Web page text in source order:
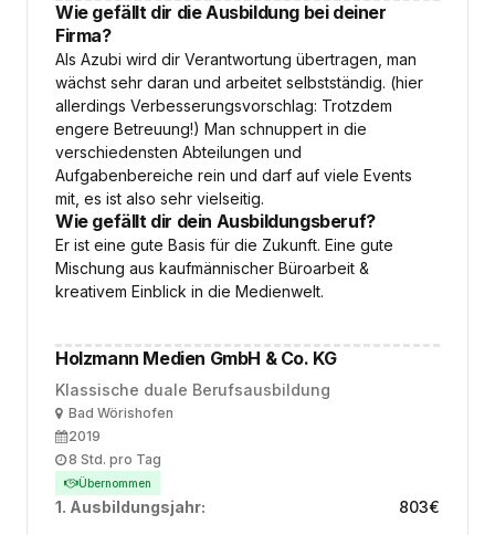
Wie gefällt dir die Ausbildung bei deiner
Firma?
Als Azubi wird dir Verantwortung übertragen, man
wächst sehr daran und arbeitet selbstständig. (hier
allerdings Verbesserungsvorschlag: Trotzdem
engere Betreuung!) Man schnuppert in die
verschiedensten Abteilungen und
Aufgabenbereiche rein und darf auf viele Events
mit, es ist also sehr vielseitig.
Wie gefällt dir dein Ausbildungsberuf?
Er ist eine gute Basis für die Zukunft. Eine gute
Mischung aus kaufmännischer Büroarbeit &
kreativem Einblick in die Medienwelt.
Holzmann Medien GmbH & Co. KG
Klassische duale Berufsausbildung
OrtBad Wörishofen
Ausbildungsbeginn
2019
Arbeitszeit
8 Std. pro Tag
Übernommen
1. Ausbildungsjahr: 803€